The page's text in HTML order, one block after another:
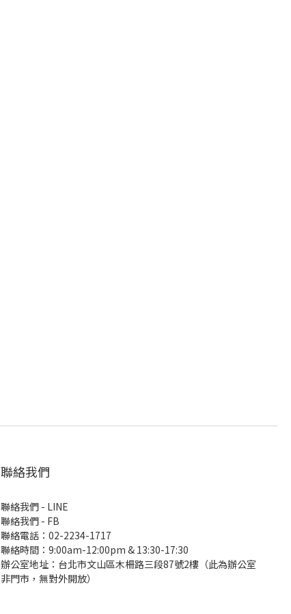
聯絡我們
聯絡我們 - LINE
聯絡我們 - FB
聯絡電話：02-2234-1717
聯絡時間：9:00am-12:00pm & 13:30-17:30
辦公室地址：台北市文山區木柵路三段87號2樓（此為辦公室
非門市，無對外開放）